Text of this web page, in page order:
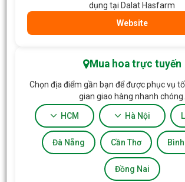
Hoa Chậu thiết kế
dụng tại Dalat Hasfarm
Website
Mua hoa trực tuyến
Chọn địa điểm gần bạn để được phục vụ
gian giao hàng nhanh chóng.
HCM Hà Nội
Đà Nẵng Cần Thơ
Đồng Nai